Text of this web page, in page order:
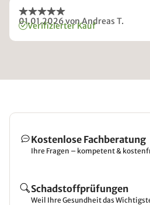
01.01.2026von Andreas T.
Verifizierter Kauf
Kostenlose Fachberatung
Ihre Fragen – kompetent &
Schadstoffprüfungen
Weil Ihre Gesundheit das